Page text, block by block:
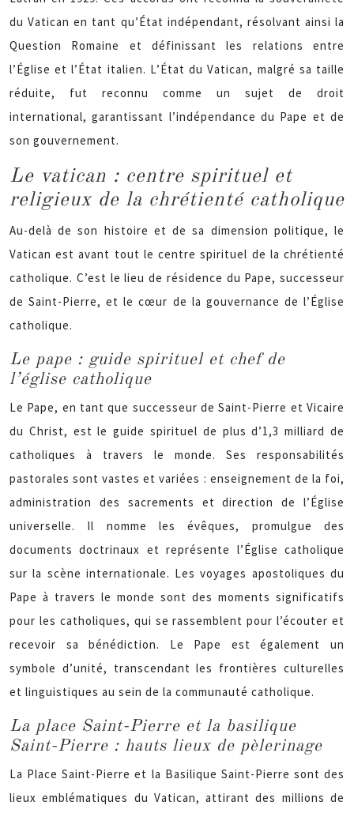
du Vatican en tant qu’État indépendant, résolvant ainsi la
Question Romaine et définissant les relations entre
l’Église et l’État italien. L’État du Vatican, malgré sa taille
réduite, fut reconnu comme un sujet de droit
international, garantissant l’indépendance du Pape et de
son gouvernement.
Le vatican : centre spirituel et
religieux de la chrétienté catholique
Au-delà de son histoire et de sa dimension politique, le
Vatican est avant tout le centre spirituel de la chrétienté
catholique. C’est le lieu de résidence du Pape, successeur
de Saint-Pierre, et le cœur de la gouvernance de l’Église
catholique.
Le pape : guide spirituel et chef de
l’église catholique
Le Pape, en tant que successeur de Saint-Pierre et Vicaire
du Christ, est le guide spirituel de plus d’1,3 milliard de
catholiques à travers le monde. Ses responsabilités
pastorales sont vastes et variées : enseignement de la foi,
administration des sacrements et direction de l’Église
universelle. Il nomme les évêques, promulgue des
documents doctrinaux et représente l’Église catholique
sur la scène internationale. Les voyages apostoliques du
Pape à travers le monde sont des moments significatifs
pour les catholiques, qui se rassemblent pour l’écouter et
recevoir sa bénédiction. Le Pape est également un
symbole d’unité, transcendant les frontières culturelles
et linguistiques au sein de la communauté catholique.
La place Saint-Pierre et la basilique
Saint-Pierre : hauts lieux de pèlerinage
La Place Saint-Pierre et la Basilique Saint-Pierre sont des
lieux emblématiques du Vatican, attirant des millions de